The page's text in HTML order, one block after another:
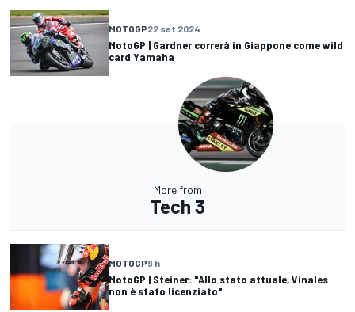
MOTOGP22 set 2024
MotoGP | Gardner correrà in Giappone come wild
card Yamaha
More from
Tech 3
MOTOGP9 h
MotoGP | Steiner: "Allo stato attuale, Vinales
non è stato licenziato"